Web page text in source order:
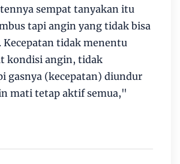
sempat tanyakan itu
tapi angin yang tidak bisa
Kecepatan tidak menentu
kondisi angin, tidak
gasnya (kecepatan) diundur
mati tetap aktif semua,"